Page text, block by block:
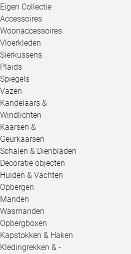
Eigen Collectie
Accessoires
Woonaccessoires
Vloerkleden
Sierkussens
Plaids
Spiegels
Vazen
Kandelaars &
Windlichten
Kaarsen &
Geurkaarsen
Schalen & Dienbladen
Decoratie objecten
Huiden & Vachten
Opbergen
Manden
Wasmanden
Opbergboxen
Kapstokken & Haken
Kledingrekken & -